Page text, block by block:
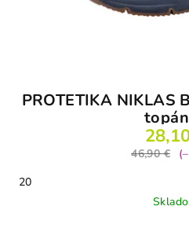
PROTETIKA NIKLAS
46,90 €
20